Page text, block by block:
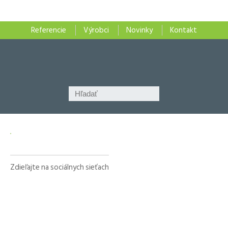
Referencie Výrobci Novinky Kontakt
Zdieľajte na sociálnych sieťach